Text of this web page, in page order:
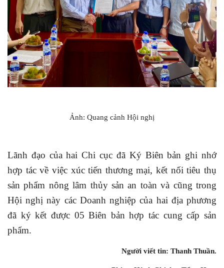
Ảnh: Quang cảnh Hội nghị
Lãnh đạo của hai Chi cục đã Ký Biên bản ghi nhớ
hợp tác về việc xúc tiến thương mại, kết nối tiêu thụ
sản phẩm nông lâm thủy sản an toànvà cũng trong
Hội nghị này các Doanh nghiệp của hai địa phương
đã ký kết được 05 Biên bản hợp tác cung cấp sản
phẩm.
Người viết tin: Thanh Thuần.